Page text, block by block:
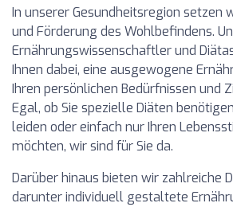
In unserer Gesundheitsregion setzen
und Förderung des Wohlbefindens.
Ernährungswissenschaftler und
Ihnen dabei, eine ausgewogene
Ihren persönlichen Bedürfnissen und
Egal, ob Sie spezielle Diäten
leiden oder einfach nur Ihren
möchten, wir sind für Sie da.
Darüber hinaus bieten wir zahlreiche
darunter individuell gestaltete